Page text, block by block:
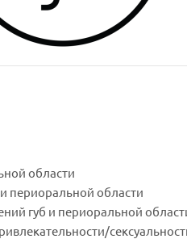
области
периоральной области
губ и периоральной